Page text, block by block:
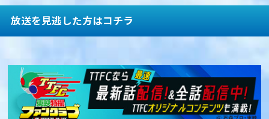
放送を見逃した方はコチラ